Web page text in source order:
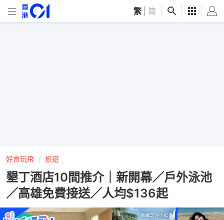
繁 简
好食玩飛 旅遊
墾丁酒店10間推介｜新開幕／戶外泳池
／高雄免費接送／人均$136起